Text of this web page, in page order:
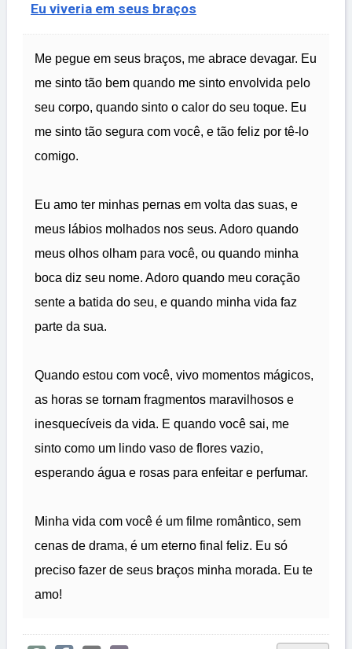
Eu viveria em seus braços
Me pegue em seus braços, me abrace devagar. Eu
me sinto tão bem quando me sinto envolvida pelo
seu corpo, quando sinto o calor do seu toque. Eu
me sinto tão segura com você, e tão feliz por tê-lo
comigo.
Eu amo ter minhas pernas em volta das suas, e
meus lábios molhados nos seus. Adoro quando
meus olhos olham para você, ou quando minha
boca diz seu nome. Adoro quando meu coração
sente a batida do seu, e quando minha vida faz
parte da sua.
Quando estou com você, vivo momentos mágicos,
as horas se tornam fragmentos maravilhosos e
inesquecíveis da vida. E quando você sai, me
sinto como um lindo vaso de flores vazio,
esperando água e rosas para enfeitar e perfumar.
Minha vida com você é um filme romântico, sem
cenas de drama, é um eterno final feliz. Eu só
preciso fazer de seus braços minha morada. Eu te
amo!